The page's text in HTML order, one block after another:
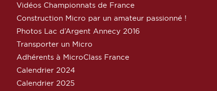
Vidéos Championnats de France
Construction Micro par un amateur passionné !
Photos Lac d’Argent Annecy 2016
Transporter un Micro
Adhérents à MicroClass France
Calendrier 2024
Calendrier 2025